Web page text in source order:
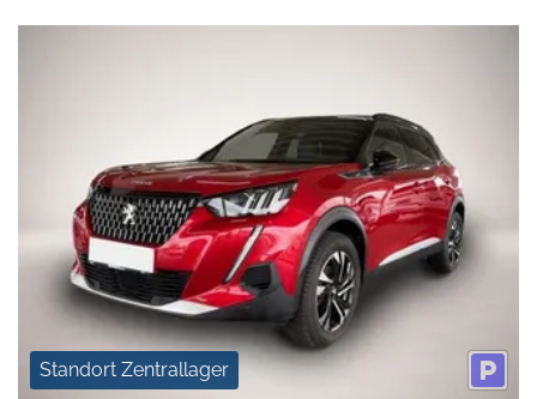
Standort Zentrallager